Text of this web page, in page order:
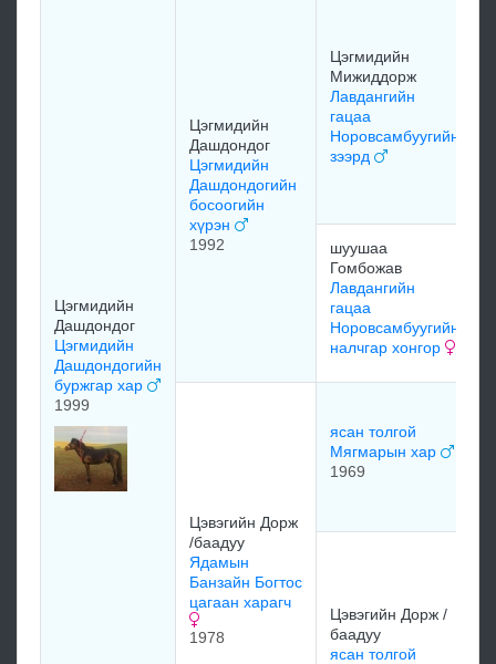
Цэгмидийн
Дашдондог
Цэгмидийн
Дашдондогийн
буржгар хар
1999
Цэгмидийн
Дашдондог
Цэгмидийн
Дашдондогийн
босоогийн
хүрэн
1992
Цэгмидийн
Мижиддорж
Лавдангийн
гацаа
Норовсамбуугийн
зээрд
шуушаа
Гомбожав
Лавдангийн
гацаа
Норовсамбуугийн
налчгар хонгор
Цэвэгийн Дорж
/баадуу
Ядамын
Банзайн Богтос
цагаан харагч
1978
ясан толгой
Мягмарын хар
1969
Цэвэгийн Дорж /
баадуу
ясан толгой